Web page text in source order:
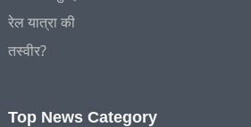
Top News Category